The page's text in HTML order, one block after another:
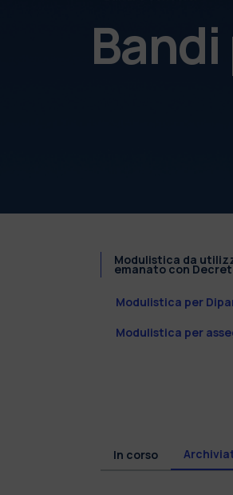
Modulistica da
emanato con
Modulistica per
Modulistica per
In corso